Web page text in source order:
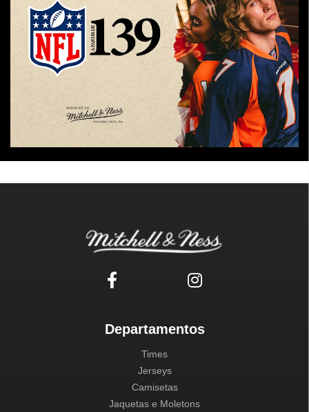
Departamentos
Times
Jerseys
Camisetas
Jaquetas e Moletons